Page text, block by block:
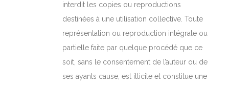
interdit les copies ou reproductions
destinées à une utilisation collective. Toute
représentation ou reproduction intégrale ou
partielle faite par quelque procédé que ce
soit, sans le consentement de l’auteur ou de
ses ayants cause, est illicite et constitue une